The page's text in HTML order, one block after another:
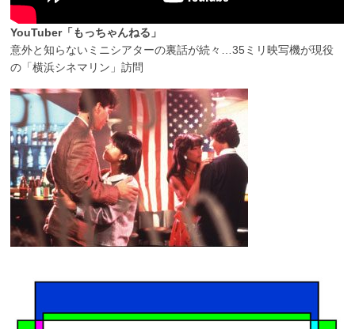
YouTuber「もっちゃんねる」
意外と知らないミニシアターの裏話が続々…35ミリ映写機が現役
の「横浜シネマリン」訪問